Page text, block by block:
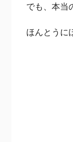
でも、本当
ほんとうに